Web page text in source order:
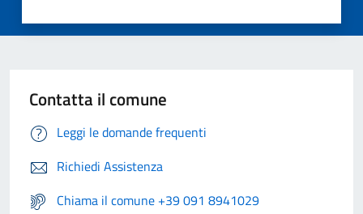
Contatta il comune
Leggi le domande frequenti
Richiedi Assistenza
Chiama il comune +39 091 8941029